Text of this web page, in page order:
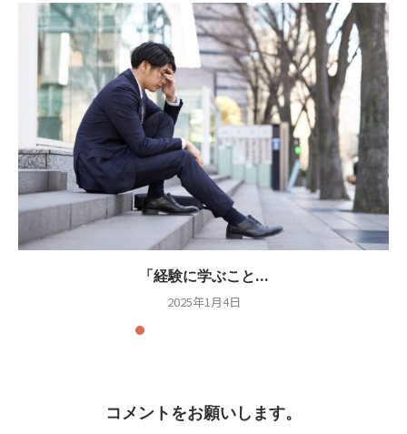
「経験に学ぶこと...
2025年1月4日
コメントをお願いします。